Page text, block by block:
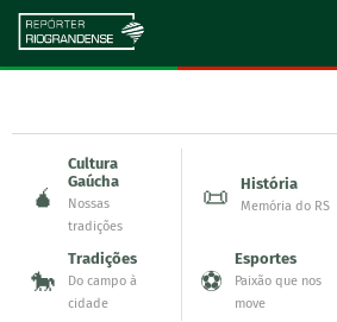
🧉
Cultura
Gaúcha
Nossas
tradições
📜 História
Memória do RS
🐎
Tradições
Do campo à
cidade
⚽
Esportes
Paixão que nos
move